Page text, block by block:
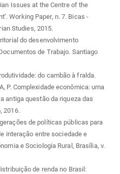
Issues at the Centre of the
Working Paper, n. 7. Bicas -
Studies, 2015.
do desenvolvimento
de Trabajo. Santiago
do cambão à fralda.
P. Complexidade econômica: uma
antiga questão da riqueza das
2016.
gerações de políticas públicas para
interação entre sociedade e
e Sociologia Rural, Brasília, v.
de renda no Brasil: